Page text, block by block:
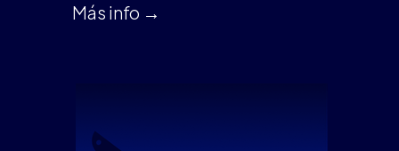
Más info →